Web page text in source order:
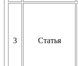
3 Статья